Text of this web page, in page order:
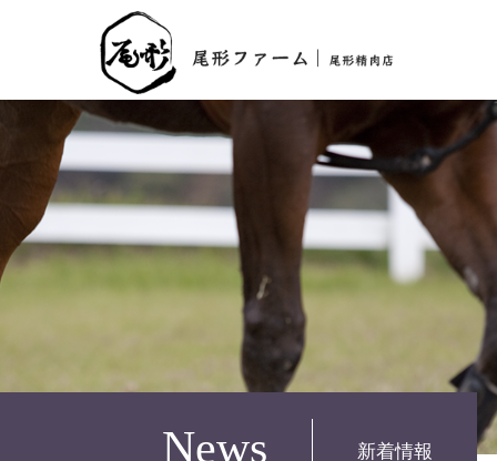
News 新着情報